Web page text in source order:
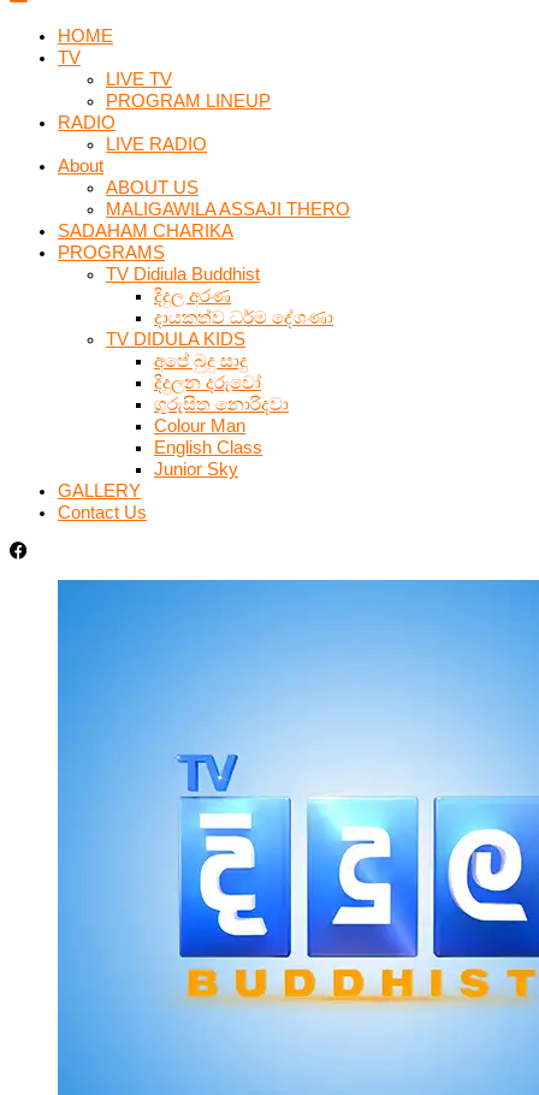
HOME
TV
LIVE TV
PROGRAM LINEUP
RADIO
LIVE RADIO
About
ABOUT US
MALIGAWILA ASSAJI THERO
SADAHAM CHARIKA
PROGRAMS
TV Didiula Buddhist
දිදුල අරණ
දායකත්ව ධර්ම දේශණා
TV DIDULA KIDS
අපේ බුදු සාදු
දිදුලන දරුවෝ
ගුරුසිත නොරිදවා
Colour Man
English Class
Junior Sky
GALLERY
Contact Us